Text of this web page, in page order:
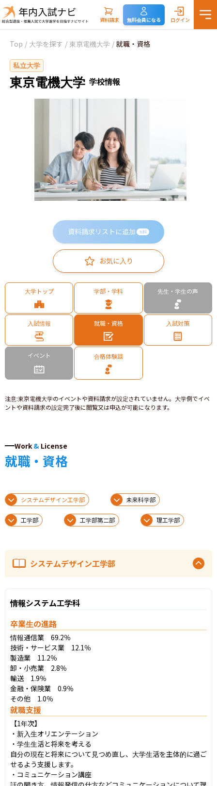
資料請求 無料会員になる ログイン
Top / 大学を探す / 東京電機大学 / 就職・資格
私立大学
東京電機大学 学校情報
資料請求リストに追加 無料
お気に入り
大学トップ 学部・学科 先生・学生の声
入試情報 就職・資格 入試対策
イベント 合格体験談
注意:東京電機大学のイベントや資料請求が設定されていません。大学側でイベ
ントや資料請求の設定完了後に閲覧又は申込が可能になります。
Work & License
就職・資格
システムデザイン工学部 未来科学部
工学部 工学部第二部 理工学部
システムデザイン工学部
情報システム工学科
卒業生の進路
情報通信業　69.2％
技術・サービス業　12.1％
製造業　11.2％
卸・小売業　2.8％
輸送　1.9％
金融・保険業　0.9％
その他　1.0％
就職支援
【1年次】
・新入生オリエンテーション
・学生生活と将来を考える
自分の現在と将来について見つめ直し、大学生活を主体的に過ご
せるよう支援します。
・コミュニケーション講座